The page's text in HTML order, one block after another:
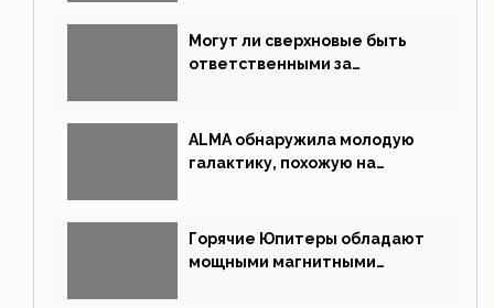
Могут ли сверхновые быть
ответственными за
ALMA обнаружила молодую
галактику, похожую на
Горячие Юпитеры обладают
мощными магнитными